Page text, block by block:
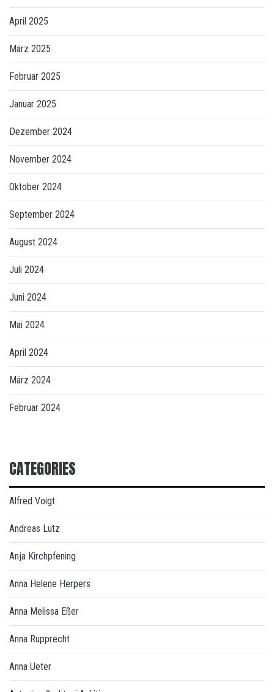
April 2025
März 2025
Februar 2025
Januar 2025
Dezember 2024
November 2024
Oktober 2024
September 2024
August 2024
Juli 2024
Juni 2024
Mai 2024
April 2024
März 2024
Februar 2024
CATEGORIES
Alfred Voigt
Andreas Lutz
Anja Kirchpfening
Anna Helene Herpers
Anna Melissa Eßer
Anna Rupprecht
Anna Ueter